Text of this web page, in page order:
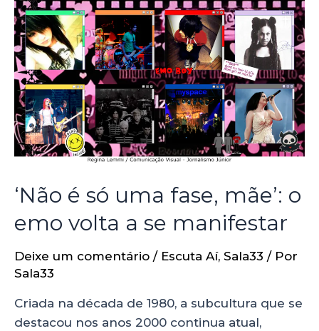
‘Não é só uma fase, mãe’: o
emo volta a se manifestar
Deixe um comentário / Escuta Aí, Sala33 / Por
Sala33
Criada na década de 1980, a subcultura que se
destacou nos anos 2000 continua atual,